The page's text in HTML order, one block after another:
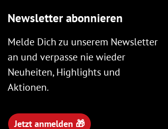
Newsletter abonnieren
Melde Dich zu unserem Newsletter
an und verpasse nie wieder
Neuheiten, Highlights und
Aktionen.
Jetzt anmelden 🎁